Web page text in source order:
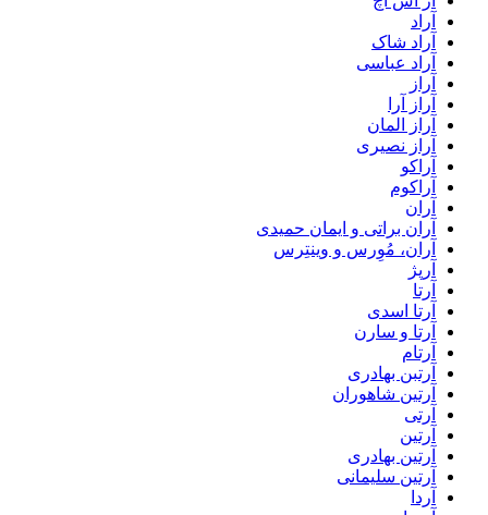
آراد
آراد شاک
آراد عباسی
آراز
آراز آرا
آراز المان
آراز نصیری
آراکو
آراکوم
آران
آران براتی و ایمان حمیدی
آران، مُوِرس و وینتِرس
آرپژ
آرتا
آرتا اسدی
آرتا و سارن
آرتام
آرتبن بهادری
آرتين شاهوران
آرتی
آرتین
آرتین بهادری
آرتین سلیمانی
آردا